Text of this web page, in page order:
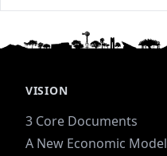
VISION
3 Core Documents
A New Economic Model